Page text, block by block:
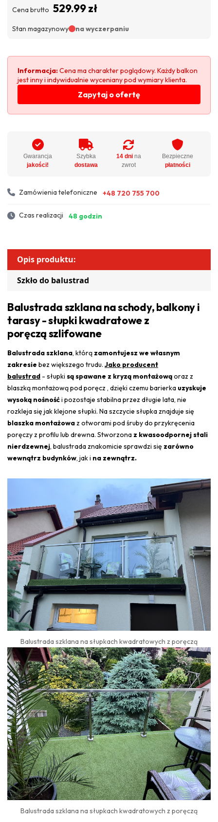
Cena brutto 529.99 zł
Stan magazynowy na wyczerpaniu
Informacja:Cena ma charakter poglądowy. Każdy balkon
jest inny i indywidualnie wyceniany pod wymiary klienta.
Zapytaj o ofertę
Gwarancja
jakości!
Szybka
dostawa
14 dnina
zwrot
Bezpieczne
płatności
Zamówienia telefoniczne +48 720 755 700
Czas realizacji 48 godzin
Opis produktu:
Szkło do balustrad
Balustrada szklana na schody, balkony i
tarasy - słupki kwadratowe z
poręczą szlifowane
Balustrada szklana, którą zamontujesz we własnym
zakresie bez większego trudu. Jako producent
balustrad - słupki są spawane z kryzą montażowąoraz z
blaszką montażową pod poręcz , dzięki czemu barierka uzyskuje
wysoką nośnośći pozostaje stabilna przez długie lata, nie
rozkleja się jak klejone słupki. Na szczycie słupka znajduje się
blaszka montażowa z otworami pod śruby do przykręcenia
poręczy z profilu lub drewna. Stworzona z kwasoodpornej stali
nierdzewnej, balustrada znakomicie sprawdzi się zarówno
wewnątrz budynków, jak i na zewnątrz.
Balustrada szklana na słupkach kwadratowych z poręczą
Balustrada szklana na słupkach kwadratowych z poręczą